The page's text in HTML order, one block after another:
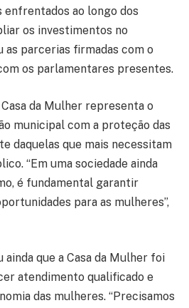
ao longo dos
os investimentos no
as parcerias firmadas com o
os parlamentares presentes.
da Mulher representa o
municipal com a proteção das
daquelas que mais necessitam
“Em uma sociedade ainda
é fundamental garantir
para as mulheres”,
ainda que a Casa da Mulher foi
atendimento qualificado e
das mulheres. “Precisamos